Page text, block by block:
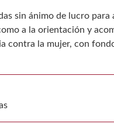
sin ánimo de lucro
a la orientación y
contra la mujer, con